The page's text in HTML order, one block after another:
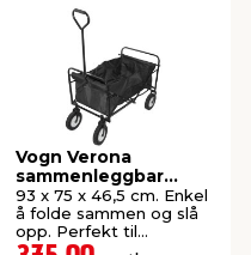
Vogn Verona
sammenleggbar
svart - Sunlife®
93 x 75 x 46,5 cm. Enkel
å folde sammen og slå
opp. Perfekt til
utflukter og aktiviteter.